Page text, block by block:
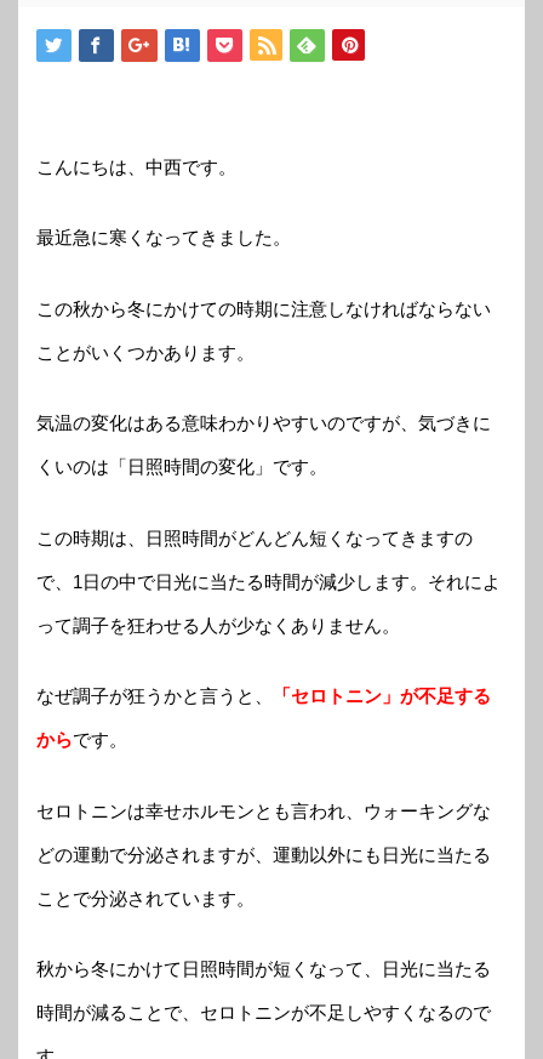
こんにちは、中西です。
最近急に寒くなってきました。
この秋から冬にかけての時期に注意しなければならない
ことがいくつかあります。
気温の変化はある意味わかりやすいのですが、気づきに
くいのは「日照時間の変化」です。
この時期は、日照時間がどんどん短くなってきますの
で、1日の中で日光に当たる時間が減少します。それによ
って調子を狂わせる人が少なくありません。
なぜ調子が狂うかと言うと、 「セロトニン」が不足する
からです。
セロトニンは幸せホルモンとも言われ、ウォーキングな
どの運動で分泌されますが、運動以外にも日光に当たる
ことで分泌されています。
秋から冬にかけて日照時間が短くなって、日光に当たる
時間が減ることで、セロトニンが不足しやすくなるので